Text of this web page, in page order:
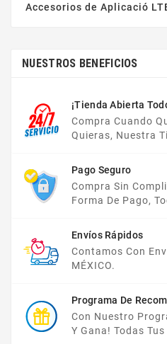
Accesorios de Aplicació
NUESTROS BENEFICIOS
¡Tienda Abierta
Compra Cuando
Quieras, Nuestra
Pago Seguro
Compra Sin
Forma De Pago,
Envíos Rápidos
Contamos Con
MÉXICO.
Programa De
Con Nuestro
Y Gana! Todas